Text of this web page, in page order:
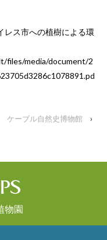
レス市への植樹による環
files/media/document/2
ケーブル自然史博物館 ›
物園